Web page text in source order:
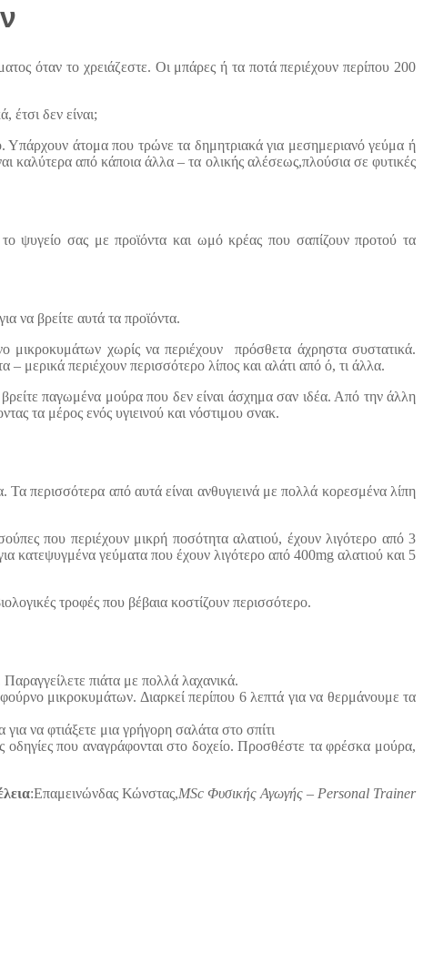
όταν το χρειάζεστε. Οι μπάρες ή τα ποτά περιέχουν περίπου 200
έτσι δεν είναι;
Υπάρχουν άτομα που τρώνε τα δημητριακά για μεσημεριανό γεύμα ή
καλύτερα από κάποια άλλα – τα ολικής αλέσεως,πλούσια σε φυτικές
ψυγείο σας με προϊόντα και ωμό κρέας που σαπίζουν προτού τα
να βρείτε αυτά τα προϊόντα.
μικροκυμάτων χωρίς να περιέχουν πρόσθετα άχρηστα συστατικά.
μερικά περιέχουν περισσότερο λίπος και αλάτι από ό, τι άλλα.
παγωμένα μούρα που δεν είναι άσχημα σαν ιδέα. Από την άλλη
τα μέρος ενός υγιεινού και νόστιμου σνακ.
περισσότερα από αυτά είναι ανθυγιεινά με πολλά κορεσμένα λίπη
που περιέχουν μικρή ποσότητα αλατιού, έχουν λιγότερο από 3
κατεψυγμένα γεύματα που έχουν λιγότερο από 400mg αλατιού και 5
τροφές που βέβαια κοστίζουν περισσότερο.
πιάτα με πολλά λαχανικά.
μικροκυμάτων. Διαρκεί περίπου 6 λεπτά για να θερμάνουμε τα
να φτιάξετε μια γρήγορη σαλάτα στο σπίτι
που αναγράφονται στο δοχείο. Προσθέστε τα φρέσκα μούρα,
:Επαμεινώνδας Κώνστας,MSc Φυσικής Αγωγής – Personal Trainer